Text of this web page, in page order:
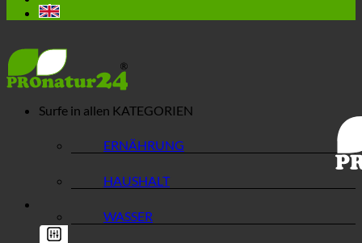
🔖 KAUF AUF RECHNUNG
Surfe in allen KATEGORIEN
ERNÄHRUNG
HAUSHALT
WASSER